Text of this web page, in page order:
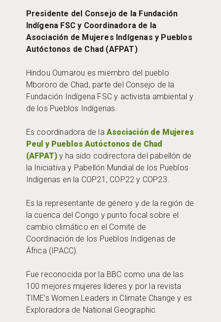
Presidente del Consejo de la Fundación
Indígena FSC y Coordinadora de la
Asociación de Mujeres Indígenas y Pueblos
Autóctonos de Chad (AFPAT)
Hindou Oumarou es miembro del pueblo
Mbororo de Chad, parte del Consejo de la
Fundación Indígena FSC y activista ambiental y
de los Pueblos Indígenas.
Es coordinadora de laAsociación de Mujeres
Peul y Pueblos Autóctonos de Chad
(AFPAT)y ha sido codirectora del pabellón de
la Iniciativa y Pabellón Mundial de los Pueblos
Indígenas en la COP21, COP22 y COP23.
Es la representante de género y de la región de
la cuenca del Congo y punto focal sobre el
cambio climático en el Comité de
Coordinación de los Pueblos Indígenas de
África (IPACC).
Fue reconocida por la BBC como una de las
100 mejores mujeres líderes y por la revista
TIME’s Women Leaders in Climate Change y es
Exploradora de National Geographic.